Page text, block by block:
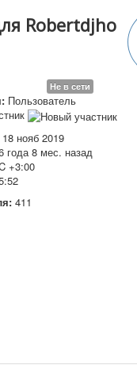
Robertdjho
Не в сети
Пользователь
18 нояб 2019
года 8 мес. назад
+3:00
411